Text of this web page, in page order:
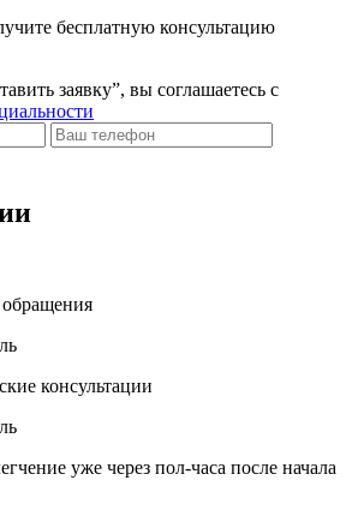
бесплатную консультацию
заявку”, вы соглашаетесь с
консультации
уже через пол-часа после начала